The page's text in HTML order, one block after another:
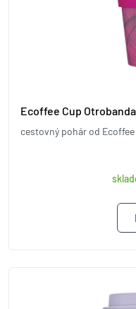
Ecoffee Cup
cestovný pohár od